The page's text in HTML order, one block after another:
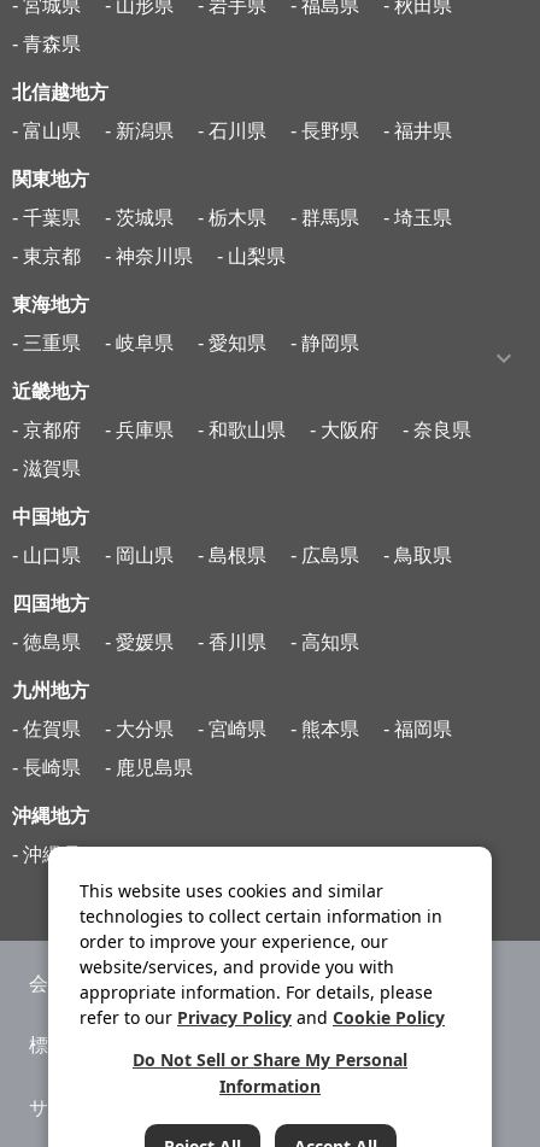
- 宮城県
- 山形県 - 岩手県 - 福島県
- 秋田県
- 青森県
北信越地方
- 富山県
- 新潟県 - 石川県 - 長野県 - 福井県
関東地方
- 千葉県
- 茨城県 - 栃木県 - 群馬県
- 埼玉県
- 東京都
- 神奈川県 - 山梨県
東海地方
- 三重県
- 岐阜県 - 愛知県 - 静岡県
近畿地方
- 京都府
- 兵庫県 - 和歌山県 - 大阪府
- 奈良県
- 滋賀県
中国地方
- 山口県
- 岡山県 - 島根県 - 広島県 - 鳥取県
四国地方
- 徳島県
- 愛媛県 - 香川県 - 高知県
九州地方
- 佐賀県
- 大分県 - 宮崎県 - 熊本県
- 福岡県
- 長崎県
- 鹿児島県
沖縄地方
- 沖縄県
会社案内 ニュースリリース
標識・約款
サイトマップ
This website uses cookies and similar
technologies to collect certain information in
order to improve your experience, our
website/services, and provide you with
appropriate information. For details, please
refer to our Privacy Policy and Cookie Policy
Do Not Sell or Share My Personal
Information